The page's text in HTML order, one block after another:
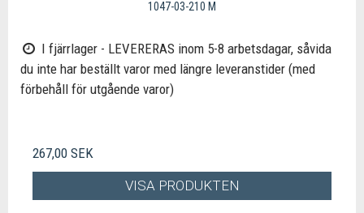
1047-03-210 M
I fjärrlager - LEVERERAS inom 5-8 arbetsdagar, såvida
du inte har beställt varor med längre leveranstider (med
förbehåll för utgående varor)
267,00 SEK
VISA PRODUKTEN